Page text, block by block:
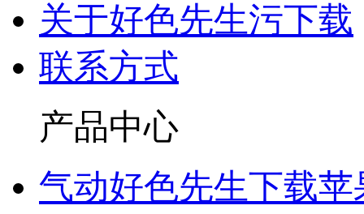
关于好色先生污下载
联系方式
产品中心
气动好色先生下载